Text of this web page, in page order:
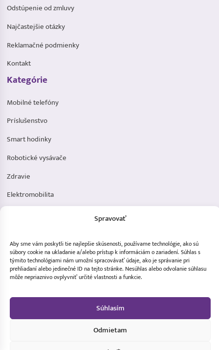
Spravovať
Aby sme vám poskytli tie najlepšie skúsenosti, používame technológie, ako sú
súbory cookie na ukladanie a/alebo prístup k informáciám o zariadení. Súhlas s
týmito technológiami nám umožní spracovávať údaje, ako je správanie pri
prehliadaní alebo jedinečné ID na tejto stránke. Nesúhlas alebo odvolanie súhlasu
môže nepriaznivo ovplyvniť určité vlastnosti a funkcie.
Súhlasím
Odmietam
Odstúpenie od zmluvy
Najčastejšie otázky
Reklamačné podmienky
Kontakt
Kategórie
Mobilné telefóny
Príslušenstvo
Smart hodinky
Robotické vysávače
Zdravie
Elektromobilita
Obchodné podmienky
Ochrana osobných údajov